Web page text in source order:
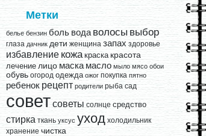
Метки
белье бензин боль вода волосы выбор
глаза дачник дети женщина запах здоровье
избавление кожа краска красота
лечение лицо маска масло мыло мясо обои
обувь огород одежда ожог покупка пятно
ребенок рецепт родители рыба сад
советсоветы солнце средство
стирка ткань уксус уход холодильник
хранение чистка